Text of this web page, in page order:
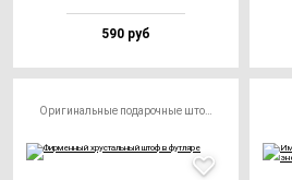
590 руб